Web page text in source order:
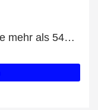
Neueste Angebote - Erhalten Sie mehr als 54% Rabatt auf Academy Team Duffel Tasche Large (657)